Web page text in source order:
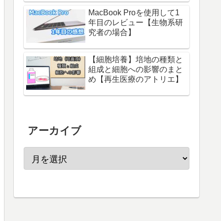
MacBook Proを使用して1
年目のレビュー【生物系研
究者の場合】
【細胞培養】培地の種類と
組成と細胞への影響のまと
め【再生医療のアトリエ】
アーカイブ